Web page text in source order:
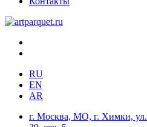
RU
EN
AR
г. Москва, МО, г. Химки, ул.